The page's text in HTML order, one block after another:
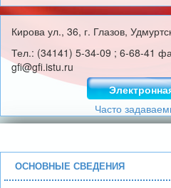
Кирова ул., 36, г. Глазов,
Тел.: (34141) 5-34-09 ; 6-68-41
gfi@gfi.istu.ru
Часто
ОСНОВНЫЕ СВЕДЕНИЯ